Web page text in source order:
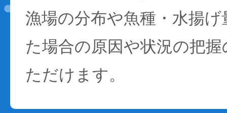
漁場の分布や魚種・水揚
た場合の原因や状況の把
ただけます。